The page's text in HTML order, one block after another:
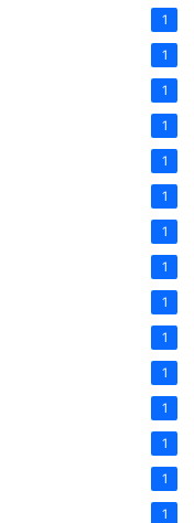
1
1
1
1
1
1
1
1
1
1
1
1
1
1
1